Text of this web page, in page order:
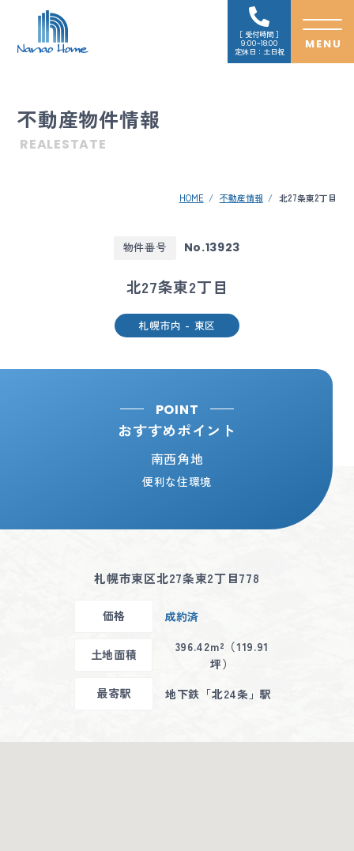
受付時間
9:00~18:00
定休日：土日祝
不動産物件情報
REALESTATE
HOME 不動産情報 北27条東2丁目
物件番号 No.13923
北27条東2丁目
札幌市内 - 東区
POINT
おすすめポイント
南西角地
便利な住環境
札幌市東区北27条東2丁目778
価格 成約済
土地面積
396.42m²（119.91
坪）
最寄駅
地下鉄「北24条」駅